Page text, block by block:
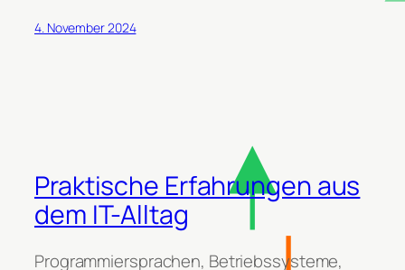
4. November 2024
Praktische Erfahrungen aus
dem IT-Alltag
Programmiersprachen, Betriebssysteme,